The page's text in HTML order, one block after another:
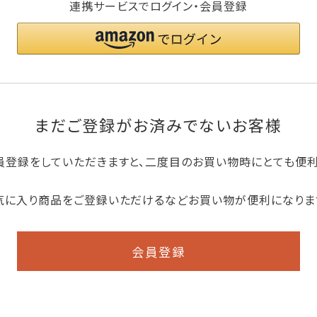
連携サービスでログイン・会員登録
まだご登録がお済みでないお客様
登録をしていただきますと、二度目のお買い物時にとても便
に入り商品をご登録いただけるなどお買い物が便利になりま
会員登録